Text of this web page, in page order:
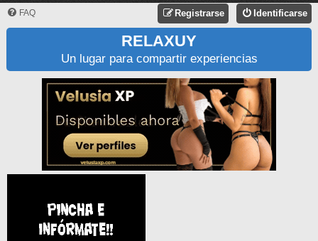
FAQ Identificarse
Registrarse
RELAXUY
Un lugar para compartir experiencias